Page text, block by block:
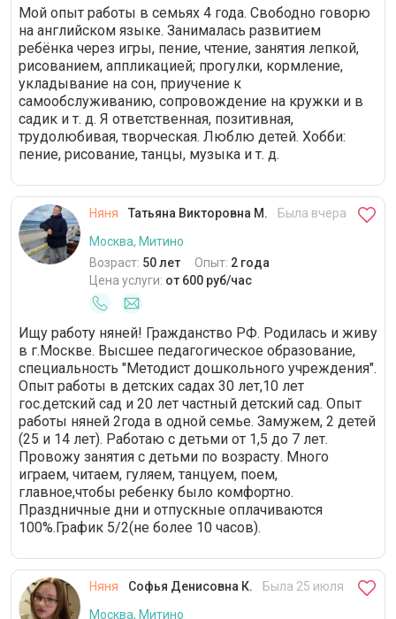
Мой опыт работы в семьях 4 года. Свободно говорю
на английском языке. Занималась развитием
ребёнка через игры, пение, чтение, занятия лепкой,
рисованием, аппликацией; прогулки, кормление,
укладывание на сон, приучение к
самообслуживанию, сопровождение на кружки и в
садик и т. д. Я ответственная, позитивная,
трудолюбивая, творческая. Люблю детей. Хобби:
пение, рисование, танцы, музыка и т. д.
Няня Татьяна Викторовна М.
Была вчера
Москва, Митино
Возраст: 50 лет Опыт: 2 года
Цена услуги: от 600 руб/час
Ищу работу няней! Гражданство РФ. Родилась и живу
в г.Москве. Высшее педагогическое образование,
специальность "Методист дошкольного учреждения".
Опыт работы в детских садах 30 лет,10 лет
гос.детский сад и 20 лет частный детский сад. Опыт
работы няней 2года в одной семье. Замужем, 2 детей
(25 и 14 лет). Работаю с детьми от 1,5 до 7 лет.
Провожу занятия с детьми по возрасту. Много
играем, читаем, гуляем, танцуем, поем,
главное,чтобы ребенку было комфортно.
Праздничные дни и отпускные оплачиваются
100%.График 5/2(не более 10 часов).
Няня Софья Денисовна К.
Была 25 июля
Москва, Митино